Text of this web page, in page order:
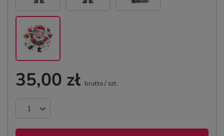
35,00 zł brutto/ szt.